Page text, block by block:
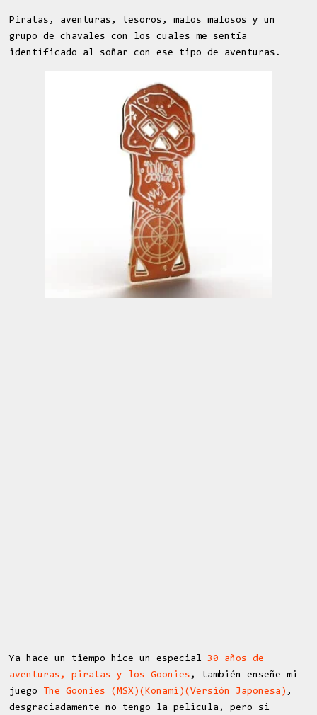
Piratas, aventuras, tesoros, malos malosos y un
grupo de chavales con los cuales me sentía
identificado al soñar con ese tipo de aventuras.
Ya hace un tiempo hice un especial30 años de
aventuras, piratas y los Goonies , también enseñe mi
juego The Goonies (MSX)(Konami)(Versión Japonesa) ,
desgraciadamente no tengo la pelicula, pero si